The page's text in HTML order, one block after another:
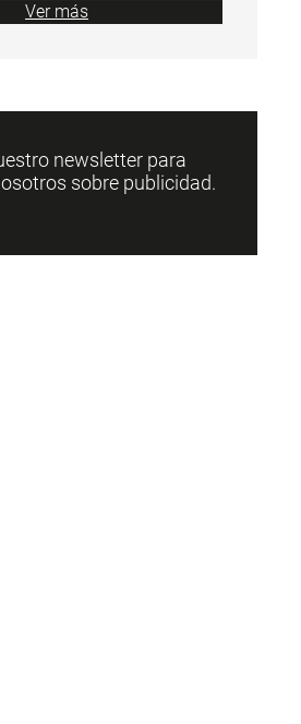
Ver más
newsletter para
sobre publicidad.